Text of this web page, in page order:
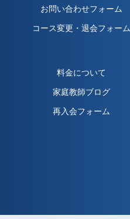
お問い合わせフォーム
コース変更・退会フォーム
料金について
家庭教師ブログ
再入会フォーム